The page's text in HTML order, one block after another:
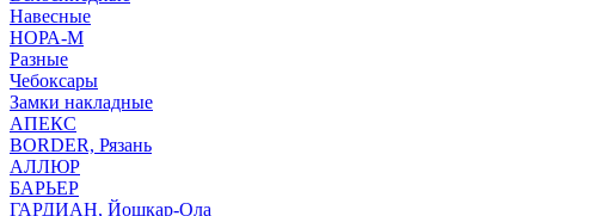
Навесные
НОРА-М
Разные
Чебоксары
Замки накладные
АПЕКС
BORDER, Рязань
АЛЛЮР
БАРЬЕР
ГАРДИАН, Йошкар-Ола